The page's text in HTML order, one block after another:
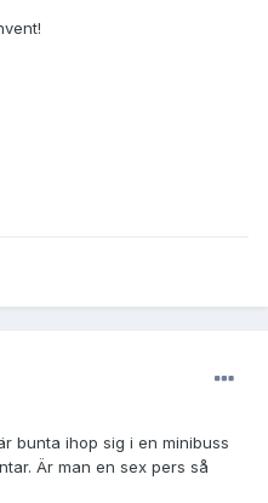
bunta ihop sig i en minibuss
Är man en sex pers så